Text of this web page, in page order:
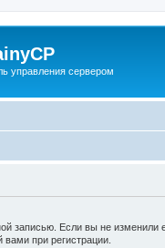
управления сервером
записью. Если вы не изменили
вами при регистрации.